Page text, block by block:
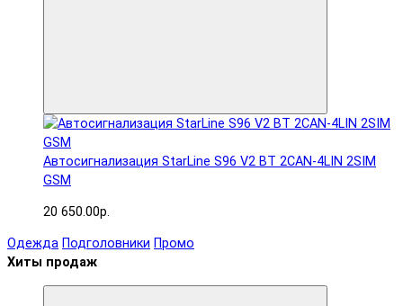
Автосигнализация StarLine S96 V2 BT 2CAN-4LIN 2SIM
GSM
20 650.00р.
Одежда Подголовники Промо
Хиты продаж